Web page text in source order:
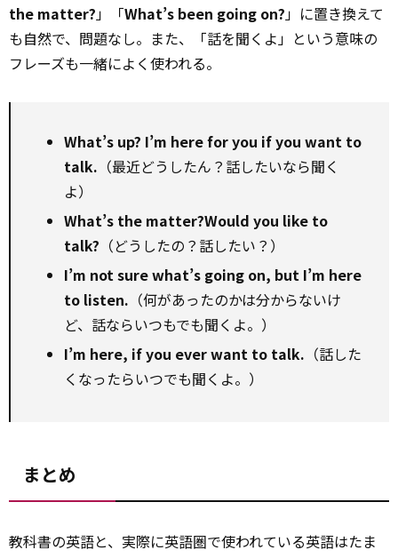
the matter?」「What’s been going on?」に置き換えて
も自然で、問題なし。また、「話を聞くよ」という意味の
フレーズも一緒によく使われる。
What’s up? I’m here for you if you want to
talk. （最近どうしたん？話したいなら聞く
よ）
What’s the matter?Would you like to
talk? （どうしたの？話したい？）
I’m not sure what’s going on, but I’m here
to listen. （何があったのかは分からないけ
ど、話ならいつもでも聞くよ。）
I’m here, if you ever want to talk. （話した
くなったらいつでも聞くよ。）
まとめ
教科書の英語と、実際に英語圏で使われている英語はたま